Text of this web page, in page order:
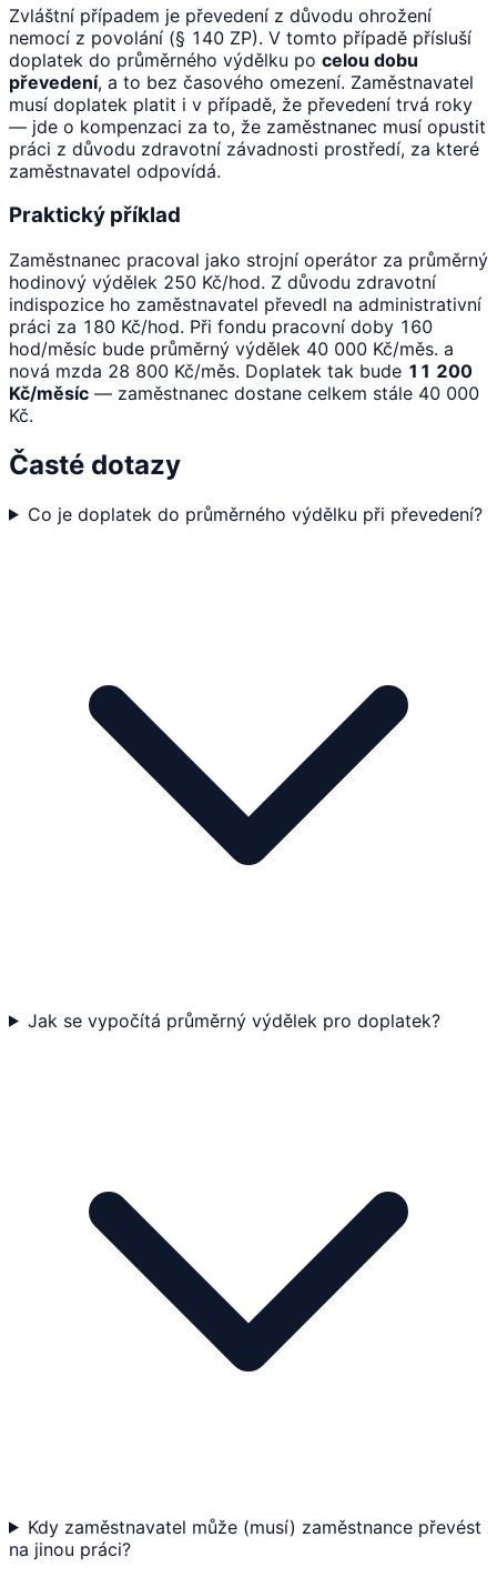
Zvláštní případem je převedení z důvodu ohrožení
nemocí z povolání (§ 140 ZP). V tomto případě přísluší
doplatek do průměrného výdělku po celou dobu
převedení, a to bez časového omezení. Zaměstnavatel
musí doplatek platit i v případě, že převedení trvá roky
— jde o kompenzaci za to, že zaměstnanec musí opustit
práci z důvodu zdravotní závadnosti prostředí, za které
zaměstnavatel odpovídá.
Praktický příklad
Zaměstnanec pracoval jako strojní operátor za průměrný
hodinový výdělek 250 Kč/hod. Z důvodu zdravotní
indispozice ho zaměstnavatel převedl na administrativní
práci za 180 Kč/hod. Při fondu pracovní doby 160
hod/měsíc bude průměrný výdělek 40 000 Kč/měs. a
nová mzda 28 800 Kč/měs. Doplatek tak bude 11 200
Kč/měsíc — zaměstnanec dostane celkem stále 40 000
Kč.
Časté dotazy
Co je doplatek do průměrného výdělku při převedení?
Jak se vypočítá průměrný výdělek pro doplatek?
Kdy zaměstnavatel může (musí) zaměstnance převést
na jinou práci?